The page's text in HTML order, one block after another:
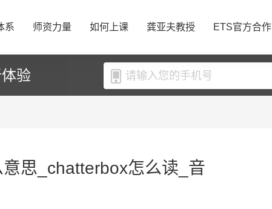
系 师资力量 如何上课 龚亚夫教授 ETS官方合作
验
思_chatterbox怎么读_音